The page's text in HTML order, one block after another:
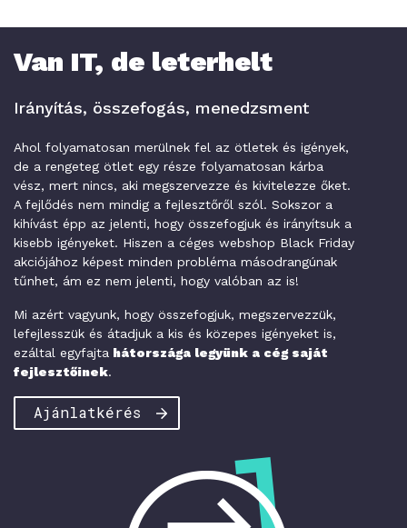
Van IT, de leterhelt
Irányítás, összefogás, menedzsment
Ahol folyamatosan merülnek fel az ötletek és igények,
de a rengeteg ötlet egy része folyamatosan kárba
vész, mert nincs, aki megszervezze és kivitelezze őket.
A fejlődés nem mindig a fejlesztőről szól. Sokszor a
kihívást épp az jelenti, hogy összefogjuk és irányítsuk a
kisebb igényeket. Hiszen a céges webshop Black Friday
akciójához képest minden probléma másodrangúnak
tűnhet, ám ez nem jelenti, hogy valóban az is!
Mi azért vagyunk, hogy összefogjuk, megszervezzük,
lefejlesszük és átadjuk a kis és közepes igényeket is,
ezáltal egyfajta hátországa legyünk a cég saját
fejlesztőinek.
Ajánlatkérés